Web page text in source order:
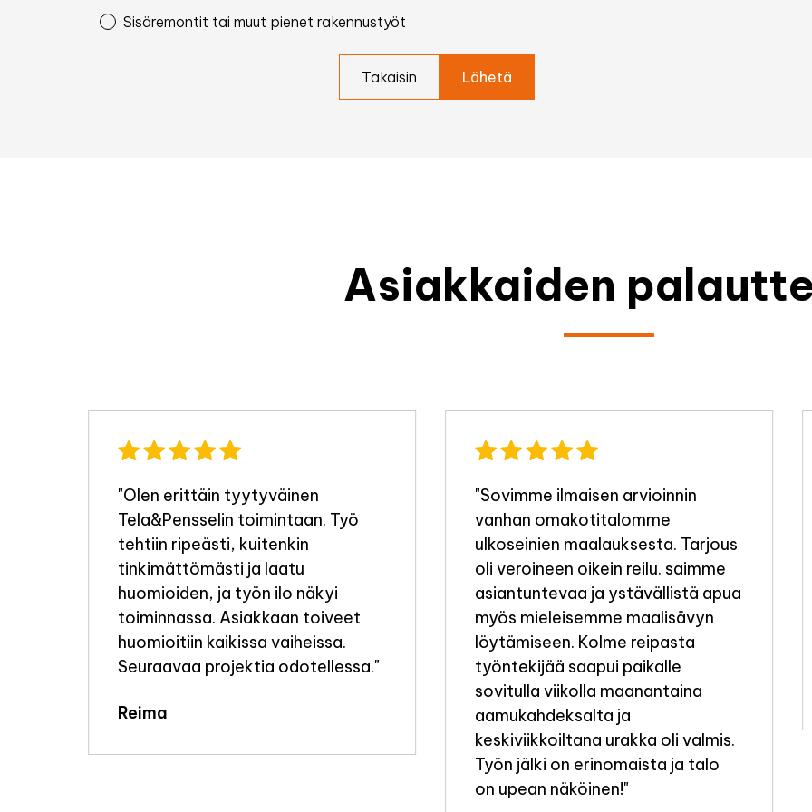
Sisäremontit tai muut pienet rakennustyöt
Takaisin
Asiakkaiden
"Olen erittäin tyytyväinen
Tela&Pensselin toimintaan. Työ
tehtiin ripeästi, kuitenkin
tinkimättömästi ja laatu
huomioiden, ja työn ilo näkyi
toiminnassa. Asiakkaan toiveet
huomioitiin kaikissa vaiheissa.
Seuraavaa projektia odotellessa."
Reima
"Sovimme ilmaisen arvioinnin
vanhan omakotitalomme
ulkoseinien maalauksesta. Tarjous
oli veroineen oikein reilu. saimme
asiantuntevaa ja ystävällistä apua
myös mieleisemme maalisävyn
löytämiseen. Kolme reipasta
työntekijää saapui paikalle
sovitulla viikolla maanantaina
aamukahdeksalta ja
keskiviikkoiltana urakka oli valmis.
Työn jälki on erinomaista ja talo
on upean näköinen!"